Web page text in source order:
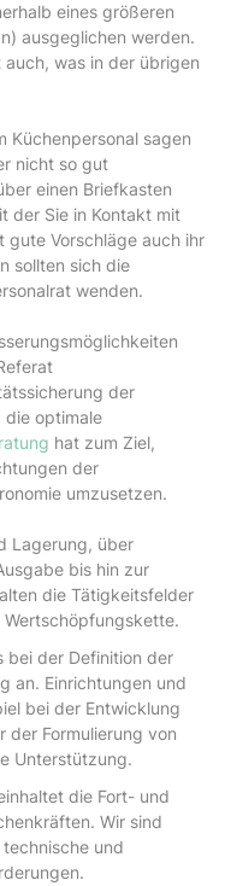
eines größeren
ausgeglichen werden.
was in der übrigen
Küchenpersonal sagen
nicht so gut
einen Briefkasten
der Sie in Kontakt mit
gute Vorschläge auch ihr
sollten sich die
wenden.
der
die optimale
hat zum Ziel,
der
umzusetzen.
Lagerung, über
bis hin zur
die Tätigkeitsfelder
bei der Definition der
an. Einrichtungen und
bei der Entwicklung
der Formulierung von
Unterstützung.
die Fort- und
Wir sind
und